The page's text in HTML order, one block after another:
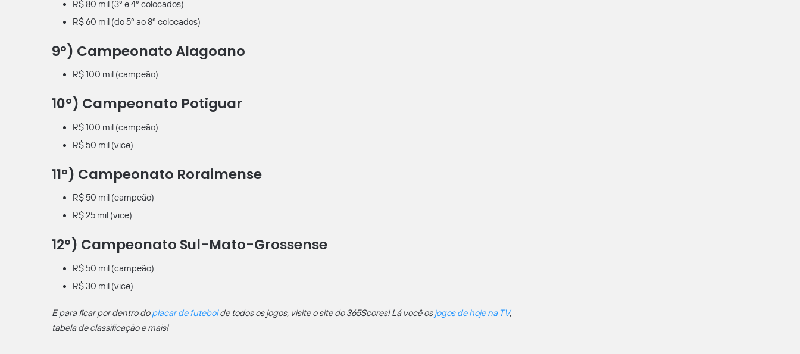
R$ 80 mil (3º e 4º colocados)
R$ 60 mil (do 5º ao 8º colocados)
9º) Campeonato Alagoano
R$ 100 mil (campeão)
10º) Campeonato Potiguar
R$ 100 mil (campeão)
R$ 50 mil (vice)
11º) Campeonato Roraimense
R$ 50 mil (campeão)
R$ 25 mil (vice)
12º) Campeonato Sul-Mato-Grossense
R$ 50 mil (campeão)
R$ 30 mil (vice)
E para ficar por dentro doplacar de futebolde todos os jogos, visite o site do 365Scores! Lá você osjogos de hoje na TV,
tabela de classificação e mais!